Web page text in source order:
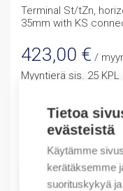
Tietoa
evästeistä
Käytämme
kerätäksemme
suorituskykyä
Terminal St/tZn,
35mm with KS
423,00 € /
Myyntierä sis. 25 KPL
Määrä